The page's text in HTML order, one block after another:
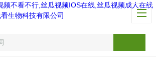
频不看不行,丝瓜视频IOS在线,丝瓜视频成人在线